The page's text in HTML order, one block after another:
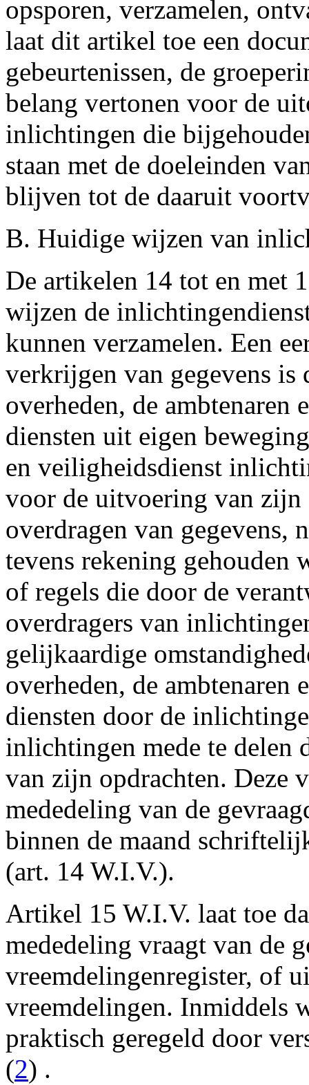
opsporen, verzamelen,
laat dit artikel toe een
gebeurtenissen, de
belang vertonen voor de
inlichtingen die
staan met de doeleinden
blijven tot de daaruit
B. Huidige wijzen van
De artikelen 14 tot en met
wijzen de
kunnen verzamelen. Een
verkrijgen van gegevens is
overheden, de ambtenaren
diensten uit eigen
en veiligheidsdienst
voor de uitvoering van zijn
overdragen van gegevens,
tevens rekening gehouden
of regels die door de
overdragers van
gelijkaardige
overheden, de ambtenaren
diensten door de
inlichtingen mede te
van zijn opdrachten. Deze
mededeling van de
binnen de maand
(art. 14 W.I.V.).
Artikel 15 W.I.V. laat toe
mededeling vraagt van de
vreemdelingenregister, of
vreemdelingen. Inmiddels
praktisch geregeld door
(2) .